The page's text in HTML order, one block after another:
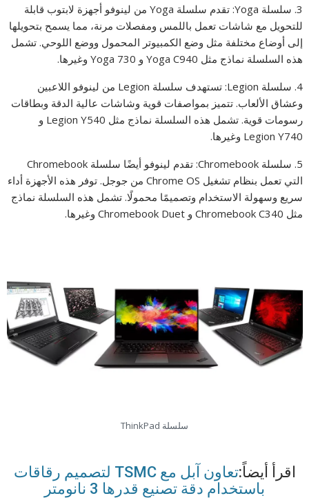
3. سلسلة Yoga: تقدم سلسلة Yoga من لينوفو أجهزة لابتوب قابلة
للتحويل مع شاشات تعمل باللمس ومفصلات مرنة، مما يسمح بتحويلها
إلى أوضاع مختلفة مثل وضع الكمبيوتر المحمول ووضع اللوحي. تشمل
هذه السلسلة نماذج مثل Yoga C940 و Yoga 730 وغيرها.
4. سلسلة Legion: تستهدف سلسلة Legion من لينوفو اللاعبين
وعشاق الألعاب. تتميز بمواصفات قوية وشاشات عالية الدقة وبطاقات
رسومات قوية. تشمل هذه السلسلة نماذج مثل Legion Y540 و
Legion Y740 وغيرها.
5. سلسلة Chromebook: تقدم لينوفو أيضًا سلسلة Chromebook
التي تعمل بنظام تشغيل Chrome OS من جوجل. توفر هذه الأجهزة أداء
سريع وسهولة الاستخدام وتصميمًا محمولًا. تشمل هذه السلسلة نماذج
مثل Chromebook C340 و Chromebook Duet وغيرها.
سلسلة ThinkPad
اقرأ أيضاً:
تعاون آبل مع TSMC لتصميم رقاقات
باستخدام دقة تصنيع قدرها 3 نانومتر